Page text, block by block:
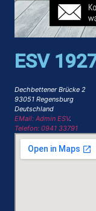
ESV
Dechbettener Brücke 2
93051 Regensburg
Deutschland
EMail: Admin ESV.
Telefon: 0941 33791